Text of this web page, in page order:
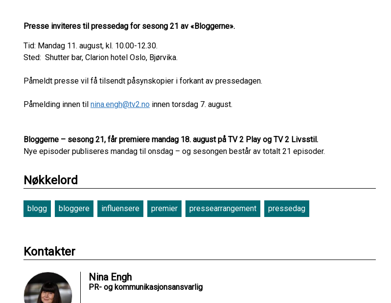
Presse inviteres til pressedag for sesong 21 av «Bloggerne».
Tid: Mandag 11. august, kl. 10.00-12.30.
Sted: Shutter bar, Clarion hotel Oslo, Bjørvika.
Påmeldt presse vil få tilsendt påsynskopier i forkant av pressedagen.
Påmelding innen til nina.engh@tv2.no innen torsdag 7. august.
Bloggerne – sesong 21, får premiere mandag 18. august på TV 2 Play og TV 2 Livsstil.
Nye episoder publiseres mandag til onsdag – og sesongen består av totalt 21 episoder.
Nøkkelord
blogg bloggere influensere premier pressearrangement pressedag
Kontakter
Nina Engh
PR- og kommunikasjonsansvarlig